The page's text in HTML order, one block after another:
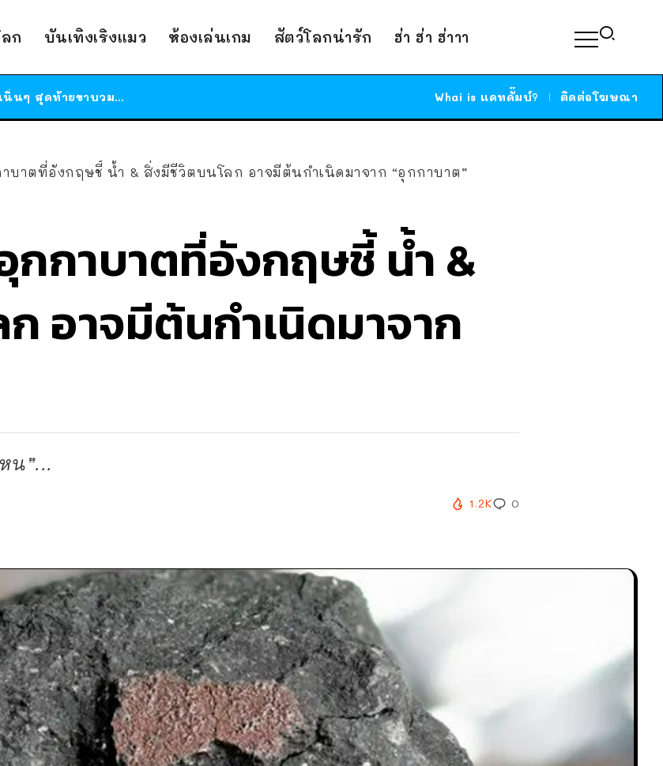
ก บันเทิงเริงแมว ห้องเล่นเกม สัตว์โลกน่ารัก ฮ่า ฮ่า ฮ่าาา
ร้านอาหารในนิวยอร์กประกาศปิดตัวลง หลังอยู่มานานกว่า 45 ปี ติดป้ายขอบคุณลูกค้าทุกคน แถมสูตรทำไวท์ซอสให้แบบจัดเต็ม
ได้เวลาเด็กหนวดรวมตัว RF Online Next เปิดให้เล่นแล้ว เกม Sci-Fi MMORPG ระดับตำนาน เล่นได้ทั้งมือถือและ PC
สาวญี่ปุ่นโดนแมวตัวเองกัด ไม่ได้ไปหาหมอตั้งแต่เนิ่นๆ สุดท้ายขาบวม กลายเป็นโรคเนื้อเน่า เตือนทาสแมวทั้งหลายให้ระวัง
Whai is แคทดั๊มบ์? ติดต่อโฆษณา
บาตที่อังกฤษชี้ น้ำ & สิ่งมีชีวิตบนโลก อาจมีต้นกำเนิดมาจาก “อุกกาบาต”
กาบาตที่อังกฤษชี้ น้ำ &
อาจมีต้นกำเนิดมาจาก
น”...
1.2K 0